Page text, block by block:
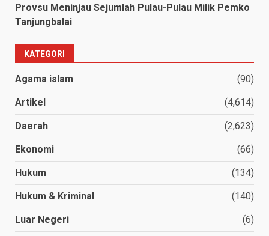
Provsu Meninjau Sejumlah Pulau-Pulau Milik Pemko
Tanjungbalai
KATEGORI
Agama islam (90)
Artikel (4,614)
Daerah (2,623)
Ekonomi (66)
Hukum (134)
Hukum & Kriminal (140)
Luar Negeri (6)